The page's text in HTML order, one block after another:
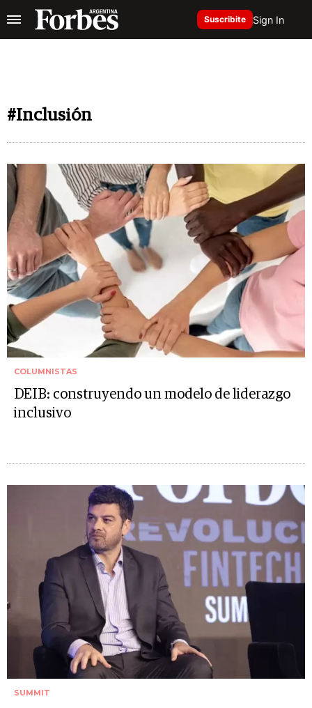
Suscribite Sign In
#Inclusión
COLUMNISTAS
DEIB: construyendo un modelo de liderazgo
inclusivo
SUMMIT